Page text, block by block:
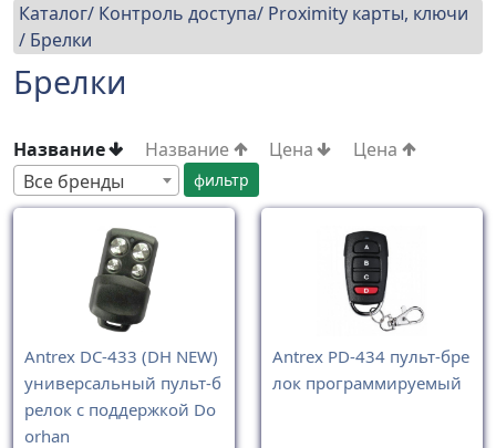
Каталог Контроль доступа Proximity карты, ключи
Брелки
Брелки
Название Название Цена
Цена
Все бренды
Antrex DC-433 (DH NEW)
универсальный пульт-б
релок с поддержкой Do
orhan
Antrex PD-434 пульт-бре
лок программируемый